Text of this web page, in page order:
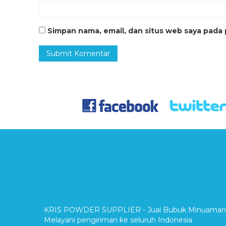
Simpan nama, email, dan situs web saya
KRIS POWDER SUPPLIER - Jual Bubuk
Melayani pengiriman ke seluruh Indonesia